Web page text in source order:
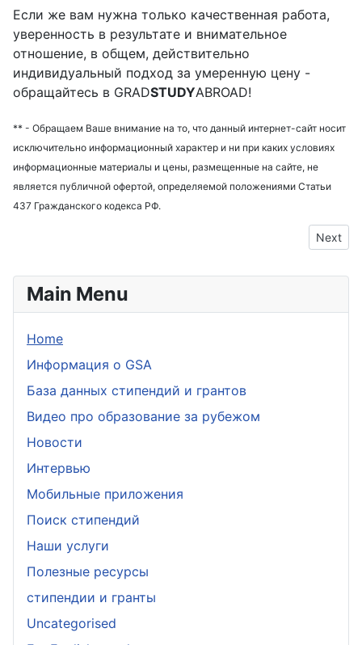
Если же вам нужна только качественная работа,
уверенность в результате и внимательное
отношение, в общем, действительно
индивидуальный подход за умеренную цену -
обращайтесь в GRADSTUDYABROAD!
** - Обращаем Ваше внимание на то, что данный интернет-сайт носит
исключительно информационный характер и ни при каких условиях
информационные материалы и цены, размещенные на сайте, не
является публичной офертой, определяемой положениями Статьи
437 Гражданского кодекса РФ.
Next
Next
Main Menu
Home
Информация о GSA
База данных стипендий и грантов
Видео про образование за рубежом
Новости
Интервью
Мобильные приложения
Поиск стипендий
Наши услуги
Полезные ресурсы
стипендии и гранты
Uncategorised